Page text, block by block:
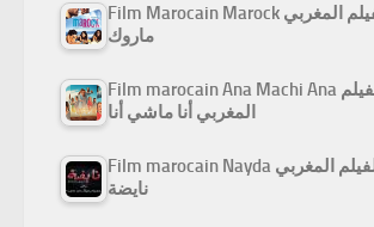
Film Marocain Marock الفيلم المغربي
ماروك
Film marocain Ana Machi Ana الفيلم
المغربي أنا ماشي أنا
Film marocain Nayda الفيلم المغربي
نايضة